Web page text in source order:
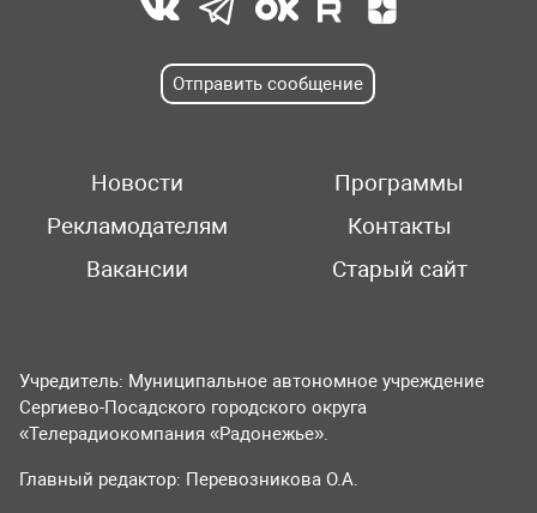
Отправить сообщение
Новости
Программы
Рекламодателям
Контакты
Вакансии
Старый сайт
Учредитель: Муниципальное автономное учреждение
Сергиево-Посадского городского округа
«Телерадиокомпания «Радонежье».
Главный редактор: Перевозникова О.А.